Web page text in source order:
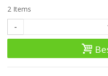
2 Items
-